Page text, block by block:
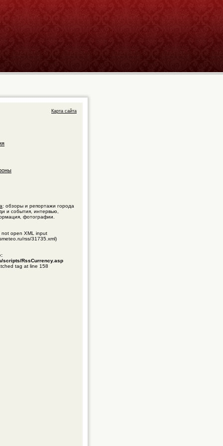
Карта сайта
: обзоры и репортажи города
и события, интервью,
фотографии.
not open XML input
rss/31735.xml)
scripts/RssCurrency.asp
tag at line 158